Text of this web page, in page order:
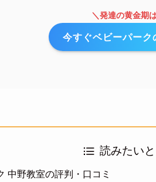
＼発達の黄金期
今すぐベビーパー
読みたい
中野教室の評判・口コミ